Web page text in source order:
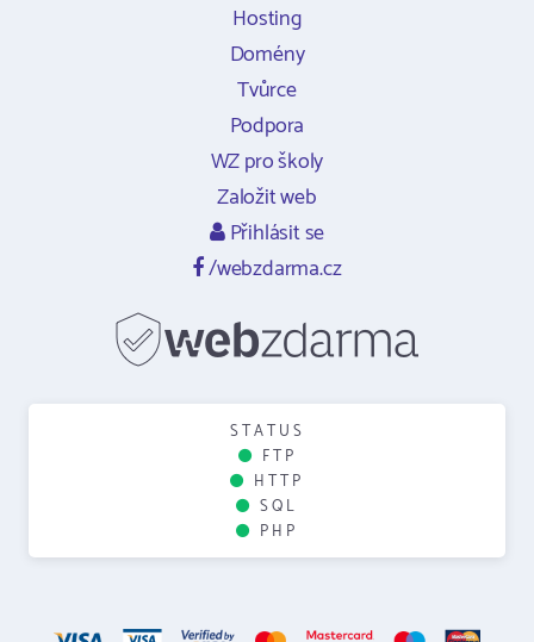
Hosting
Domény
Tvůrce
Podpora
WZ pro školy
Založit web
Přihlásit se
/webzdarma.cz
STATUS
FTP
HTTP
SQL
PHP